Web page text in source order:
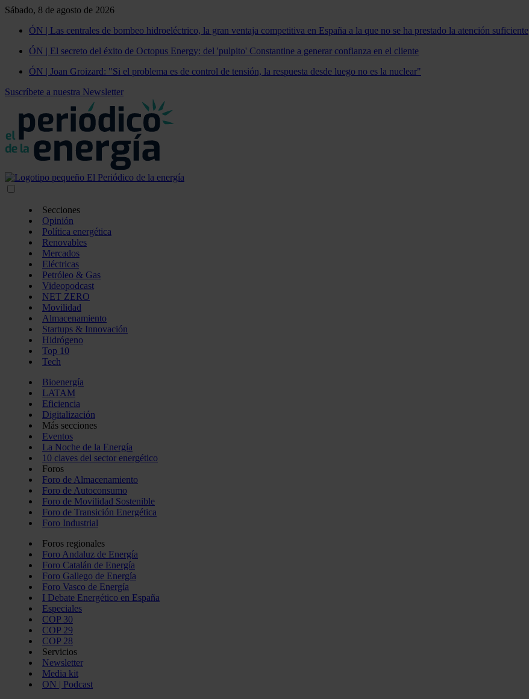
Sábado, 8 de agosto de 2026
ÓN | Las centrales de bombeo hidroeléctrico, la gran ventaja competitiva en España a la que no se ha prestado la atención suficiente
ÓN | El secreto del éxito de Octopus Energy: del 'pulpito' Constantine a generar confianza en el cliente
ÓN | Joan Groizard: "Si el problema es de control de tensión, la respuesta desde luego no es la nuclear"
Suscríbete a nuestra Newsletter
Secciones
Opinión
Política energética
Renovables
Mercados
Eléctricas
Petróleo & Gas
Videopodcast
NET ZERO
Movilidad
Almacenamiento
Startups & Innovación
Hidrógeno
Top 10
Tech
Bioenergía
LATAM
Eficiencia
Digitalización
Más secciones
Eventos
La Noche de la Energía
10 claves del sector energético
Foros
Foro de Almacenamiento
Foro de Autoconsumo
Foro de Movilidad Sostenible
Foro de Transición Energética
Foro Industrial
Foros regionales
Foro Andaluz de Energía
Foro Catalán de Energía
Foro Gallego de Energía
Foro Vasco de Energía
I Debate Energético en España
Especiales
COP 30
COP 29
COP 28
Servicios
Newsletter
Media kit
ON | Podcast